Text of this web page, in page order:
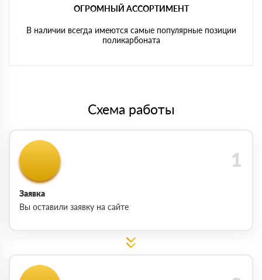
ОГРОМНЫЙ АССОРТИМЕНТ
В наличии всегда имеются самые популярные позиции
поликарбоната
Схема работы
Заявка
Вы оставили заявку на сайте